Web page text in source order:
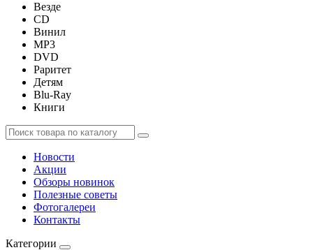
Везде
CD
Винил
MP3
DVD
Раритет
Детям
Blu-Ray
Книги
Новости
Акции
Обзоры новинок
Полезные советы
Фотогалереи
Контакты
Категории